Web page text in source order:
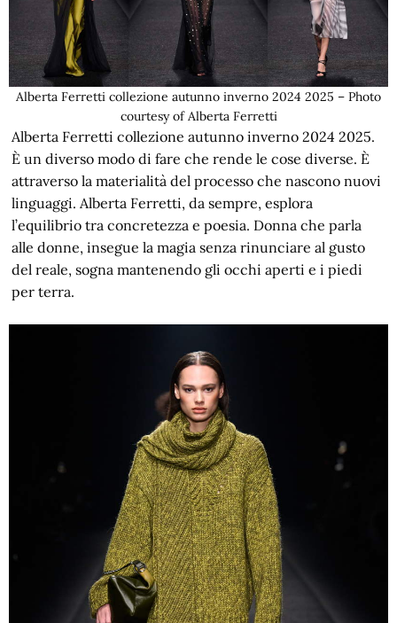
Alberta Ferretti collezione autunno inverno 2024 2025 – Photo
courtesy of Alberta Ferretti
Alberta Ferretti collezione autunno inverno 2024 2025.
È un diverso modo di fare che rende le cose diverse. È
attraverso la materialità del processo che nascono nuovi
linguaggi. Alberta Ferretti, da sempre, esplora
l’equilibrio tra concretezza e poesia. Donna che parla
alle donne, insegue la magia senza rinunciare al gusto
del reale, sogna mantenendo gli occhi aperti e i piedi
per terra.